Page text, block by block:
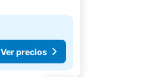
Ver precios